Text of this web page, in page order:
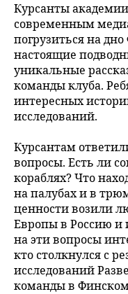
Курсанты
современным
погрузиться на
настоящие
уникальные
команды клуба.
интересных
исследований.
Курсантам
вопросы. Есть ли
кораблях? Что
на палубах и в
ценности возили
Европы в Россию и
на эти вопросы
кто столкнулся с
исследований
команды в